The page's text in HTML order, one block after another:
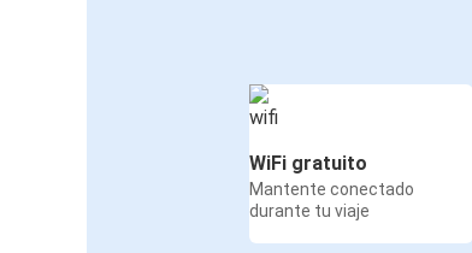
WiFi gratuito
Mantente conectado
durante tu viaje